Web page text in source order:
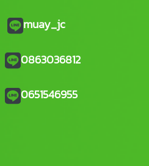
muay_jc
0863036812
0651546955